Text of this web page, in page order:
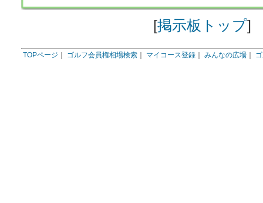
[掲示板トップ]
TOPページ ゴルフ会員権相場検索｜ マイコース登録｜ みんなの広場｜